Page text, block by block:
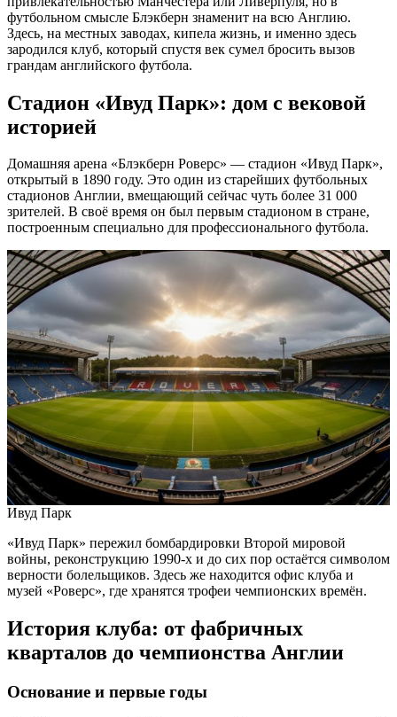
футбольном смысле Блэкберн знаменит на всю Англию.
Здесь, на местных заводах, кипела жизнь, и именно здесь
зародился клуб, который спустя век сумел бросить вызов
грандам английского футбола.
Стадион «Ивуд Парк»: дом с вековой
историей
Домашняя арена «Блэкберн Роверс» — стадион «Ивуд Парк»,
открытый в 1890 году. Это один из старейших футбольных
стадионов Англии, вмещающий сейчас чуть более 31 000
зрителей. В своё время он был первым стадионом в стране,
построенным специально для профессионального футбола.
Ивуд Парк
«Ивуд Парк» пережил бомбардировки Второй мировой
войны, реконструкцию 1990-х и до сих пор остаётся символом
верности болельщиков. Здесь же находится офис клуба и
музей «Роверс», где хранятся трофеи чемпионских времён.
История клуба: от фабричных
кварталов до чемпионства Англии
Основание и первые годы